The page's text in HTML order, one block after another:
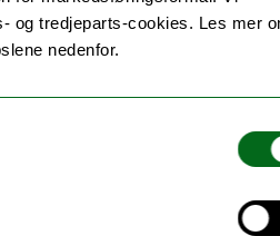
og tredjeparts-cookies. Les mer
nedenfor.